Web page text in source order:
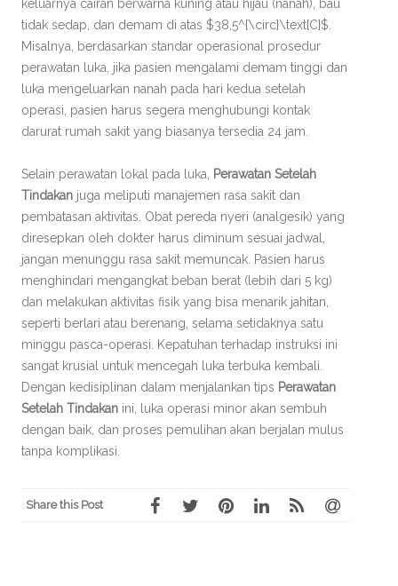
keluarnya cairan berwarna kuning atau hijau (nanah), bau
tidak sedap, dan demam di atas $38,5^{\circ}\text{C}$.
Misalnya, berdasarkan standar operasional prosedur
perawatan luka, jika pasien mengalami demam tinggi dan
luka mengeluarkan nanah pada hari kedua setelah
operasi, pasien harus segera menghubungi kontak
darurat rumah sakit yang biasanya tersedia 24 jam.
Selain perawatan lokal pada luka,
Perawatan Setelah
Tindakan juga meliputi manajemen rasa sakit dan
pembatasan aktivitas. Obat pereda nyeri (analgesik) yang
diresepkan oleh dokter harus diminum sesuai jadwal,
jangan menunggu rasa sakit memuncak. Pasien harus
menghindari mengangkat beban berat (lebih dari 5 kg)
dan melakukan aktivitas fisik yang bisa menarik jahitan,
seperti berlari atau berenang, selama setidaknya satu
minggu pasca-operasi. Kepatuhan terhadap instruksi ini
sangat krusial untuk mencegah luka terbuka kembali.
Dengan kedisiplinan dalam menjalankan tips Perawatan
Setelah Tindakan ini, luka operasi minor akan sembuh
dengan baik, dan proses pemulihan akan berjalan mulus
tanpa komplikasi.
Share this Post